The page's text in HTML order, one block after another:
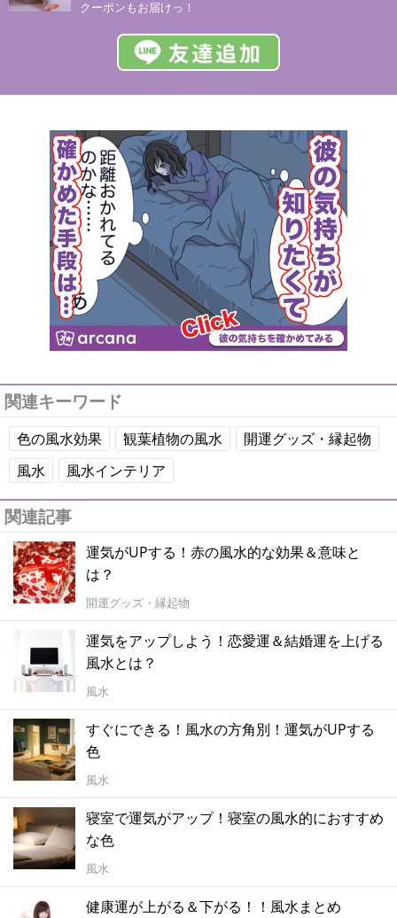
クーポンもお届けっ！
関連キーワード
色の風水効果 観葉植物の風水
開運グッズ・縁起物
風水
風水インテリア
関連記事
運気がUPする！赤の風水的な効果＆意味と
は？
開運グッズ・縁起物
運気をアップしよう！恋愛運＆結婚運を上げる
風水とは？
風水
すぐにできる！風水の方角別！運気がUPする
色
風水
寝室で運気がアップ！寝室の風水的におすすめ
な色
風水
健康運が上がる＆下がる！！風水まとめ